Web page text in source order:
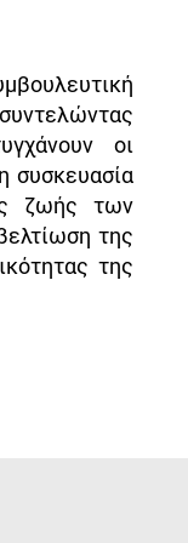
οι
συσκευασία
ζωής των
της
της